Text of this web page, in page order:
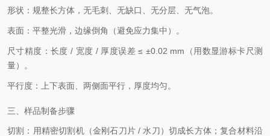
形状：规整长方体，无毛刺、无缺口、无分层、无气泡。
表面：平整光滑，边缘倒角（避免应力集中）。
尺寸精度：长度 / 宽度 / 厚度误差 ≤ ±0.02 mm（用数显游标卡尺测
量）。
平行度：上下表面、两侧面平行，厚度均匀。
三、样品制备步骤
切割：用精密切割机（金刚石刀片 / 水刀）切成长方体；复合材料沿